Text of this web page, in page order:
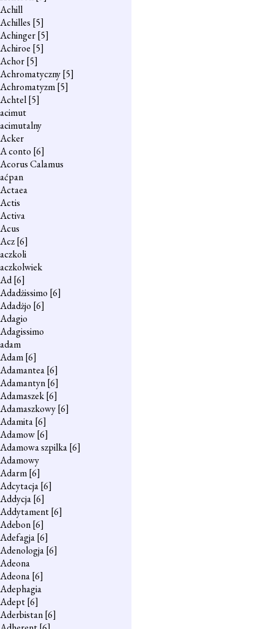
Achill
Achilles [5]
Achinger[5]
Achiroe [5]
Achor[5]
Achromatyczny[5]
Achromatyzm[5]
Achtel[5]
acimut
acimutalny
Acker
A conto [6]
Acorus Calamus
aćpan
Actaea
Actis
Activa
Acus
Acz[6]
aczkoli
aczkolwiek
Ad[6]
Adadżissimo [6]
Adadżjo [6]
Adagio
Adagissimo
adam
Adam[6]
Adamantea[6]
Adamantyn[6]
Adamaszek[6]
Adamaszkowy[6]
Adamita[6]
Adamow[6]
Adamowa szpilka[6]
Adamowy
Adarm[6]
Adcytacja[6]
Addycja[6]
Addytament[6]
Adebon[6]
Adefagja[6]
Adenologja[6]
Adeona
Adeona[6]
Adephagia
Adept[6]
Aderbistan[6]